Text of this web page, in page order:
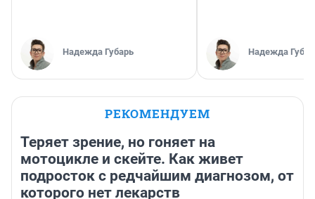
Надежда Губарь Надежда
РЕКОМЕНДУЕМ
Теряет зрение, но гоняет на
мотоцикле и скейте. Как живет
подросток с редчайшим диагнозом, от
которого нет лекарств